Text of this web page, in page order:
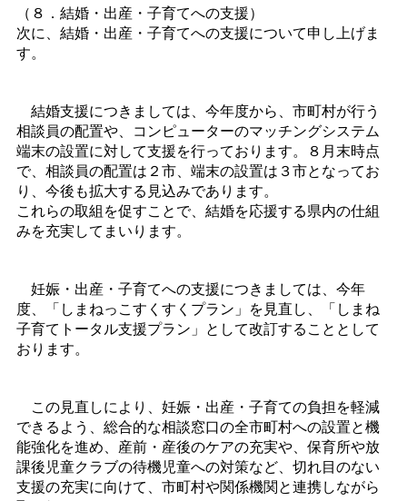
（８．結婚・出産・子育てへの支援）
次に、結婚・出産・子育てへの支援について申し上げま
す。
結婚支援につきましては、今年度から、市町村が行う
相談員の配置や、コンピューターのマッチングシステム
端末の設置に対して支援を行っております。８月末時点
で、相談員の配置は２市、端末の設置は３市となってお
り、今後も拡大する見込みであります。
これらの取組を促すことで、結婚を応援する県内の仕組
みを充実してまいります。
妊娠・出産・子育てへの支援につきましては、今年
度、「しまねっこすくすくプラン」を見直し、「しまね
子育てトータル支援プラン」として改訂することとして
おります。
この見直しにより、妊娠・出産・子育ての負担を軽減
できるよう、総合的な相談窓口の全市町村への設置と機
能強化を進め、産前・産後のケアの充実や、保育所や放
課後児童クラブの待機児童への対策など、切れ目のない
支援の充実に向けて、市町村や関係機関と連携しながら